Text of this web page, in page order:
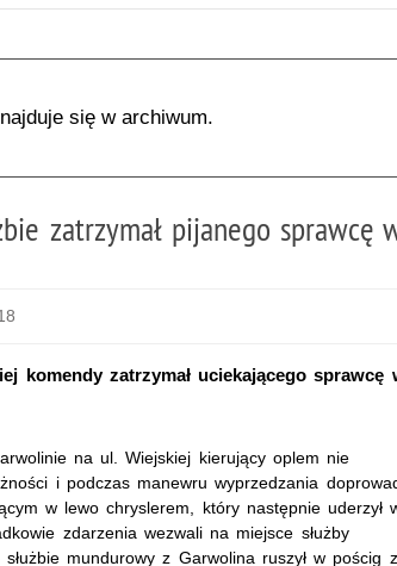
się w archiwum.
zatrzymał pijanego sprawcę
komendy zatrzymał uciekającego sprawcę
na ul. Wiejskiej kierujący oplem nie
i podczas manewru wyprzedzania
w lewo chryslerem, który następnie uderzył
zdarzenia wezwali na miejsce służby
mundurowy z Garwolina ruszył w pościg